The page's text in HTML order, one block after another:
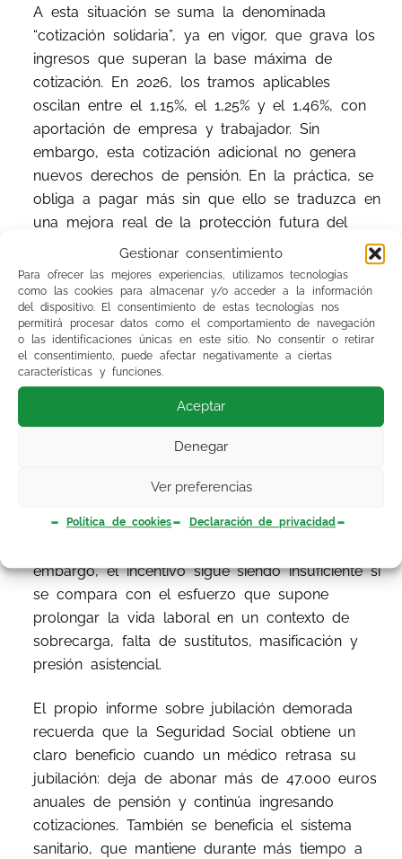
Gestionar consentimiento
Para ofrecer las mejores experiencias, utilizamos tecnologías
como las cookies para almacenar y/o acceder a la información
del dispositivo. El consentimiento de estas tecnologías nos
permitirá procesar datos como el comportamiento de navegación
o las identificaciones únicas en este sitio. No consentir o retirar
el consentimiento, puede afectar negativamente a ciertas
características y funciones.
Aceptar
Denegar
Ver preferencias
Política de cookies Declaración de privacidad
A esta situación se suma la denominada
“cotización solidaria”, ya en vigor, que grava los
ingresos que superan la base máxima de
cotización. En 2026, los tramos aplicables
oscilan entre el 1,15%, el 1,25% y el 1,46%, con
aportación de empresa y trabajador. Sin
embargo, esta cotización adicional no genera
nuevos derechos de pensión. En la práctica, se
obliga a pagar más sin que ello se traduzca en
una mejora real de la protección futura del
La jubilación demorada puede ser una vía
para paliar parcialmente esta pérdida, pero no
resuelve el problema de fondo. En 2026, el
médico que retrase voluntariamente su
jubilación puede optar por un complemento del
4% por cada año completo cotizado después
de la edad ordinaria, una cantidad a tanto
alzado o una fórmula mixta. Para un facultativo
con pensión máxima, un año de demora puede
adicionales en catorce pagas, permitiendo
embargo, el incentivo sigue siendo insuficiente si
se compara con el esfuerzo que supone
prolongar la vida laboral en un contexto de
sobrecarga, falta de sustitutos, masificación y
presión asistencial.
El propio informe sobre jubilación demorada
recuerda que la Seguridad Social obtiene un
claro beneficio cuando un médico retrasa su
jubilación: deja de abonar más de 47.000 euros
anuales de pensión y continúa ingresando
cotizaciones. También se beneficia el sistema
sanitario, que mantiene durante más tiempo a